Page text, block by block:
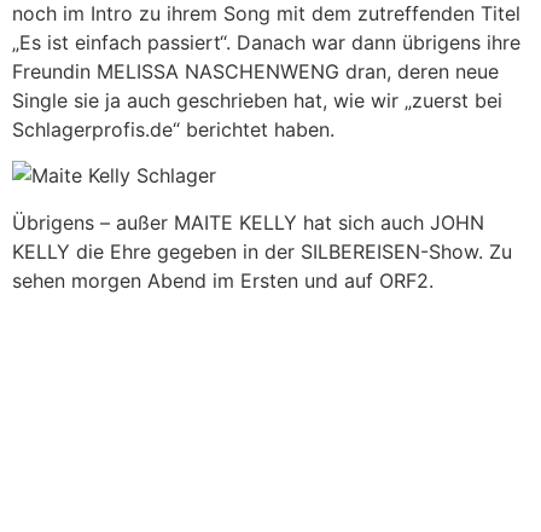
noch im Intro zu ihrem Song mit dem zutreffenden Titel
„Es ist einfach passiert“. Danach war dann übrigens ihre
Freundin MELISSA NASCHENWENG dran, deren neue
Single sie ja auch geschrieben hat, wie wir „zuerst bei
Schlagerprofis.de“ berichtet haben.
Übrigens – außer MAITE KELLY hat sich auch JOHN
KELLY die Ehre gegeben in der SILBEREISEN-Show. Zu
sehen morgen Abend im Ersten und auf ORF2.